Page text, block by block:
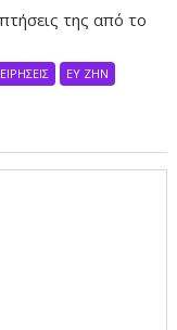
της από το
ΕΥ ΖΗΝ